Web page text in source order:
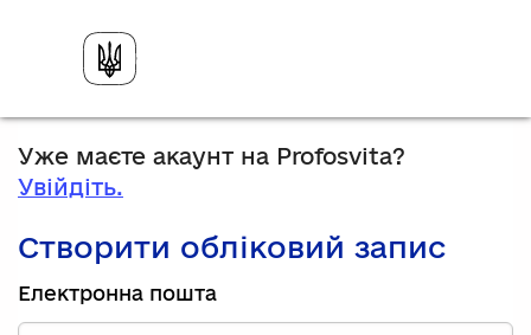
Уже маєте акаунт на Profosvita?
Увійдіть.
Створити обліковий запис
Електронна пошта